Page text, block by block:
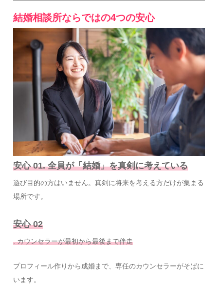
結婚相談所ならではの4つの安心
安心 01. 全員が「結婚」を真剣に考えている
遊び目的の方はいません。真剣に将来を考える方だけが集まる
場所です。
安心 02
. カウンセラーが最初から最後まで伴走
プロフィール作りから成婚まで、専任のカウンセラーがそばに
います。